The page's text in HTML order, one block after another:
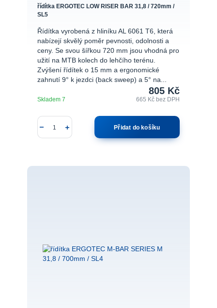
řídítka ERGOTEC LOW RISER BAR 31,8 / 720mm /
SL5
Řídítka vyrobená z hliníku AL 6061 T6, která
nabízejí skvělý poměr pevnosti, odolnosti a
ceny. Se svou šířkou 720 mm jsou vhodná pro
užití na MTB kolech do lehčího terénu.
Zvýšení řídítek o 15 mm a ergonomické
zahnutí 9° k jezdci (back sweep) a 5° na...
805 Kč
665 Kčbez DPH
Skladem 7
Přidat do košíku